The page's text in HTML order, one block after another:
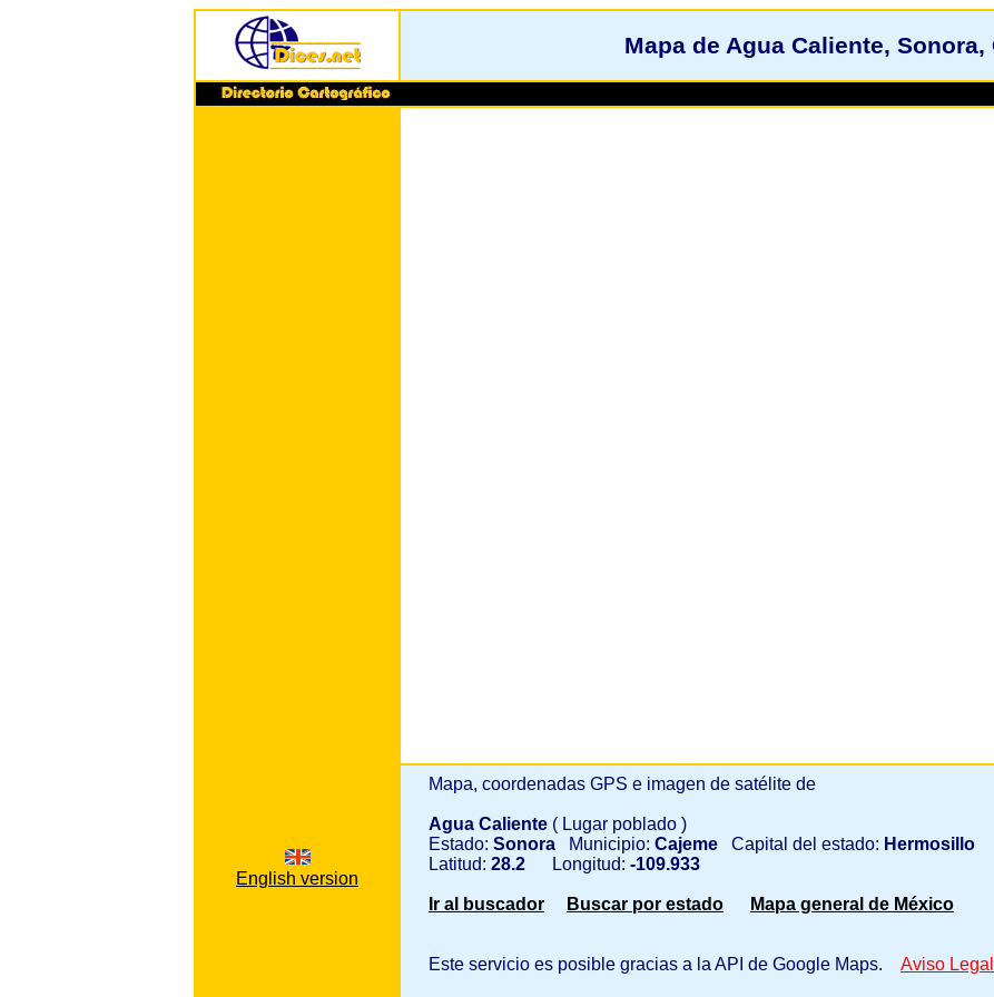
Mapa de Agua Caliente, Sonora,
English version
Mapa, coordenadas GPS e imagen de satélite de
Agua Caliente ( Lugar poblado )
Estado: Sonora Municipio: Cajeme Capital del estado: Hermosillo
Latitud: 28.2 Longitud: -109.933
Ir al buscador Buscar por estado Mapa general de México
Este servicio es posible gracias a la API de Google Maps. Aviso Legal